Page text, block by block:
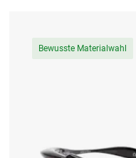
Bewusste Materialwahl